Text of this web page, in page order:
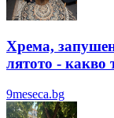
Хрема,
лятотo - какво
9meseca.bg